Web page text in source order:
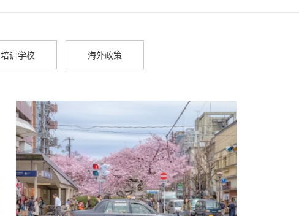
培训学校 海外政策